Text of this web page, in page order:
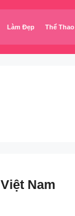
Làm Đẹp Thể Thao
Nam